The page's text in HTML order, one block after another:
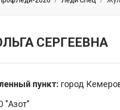
СЕРГЕЕВНА
пункт: город
"Азот"